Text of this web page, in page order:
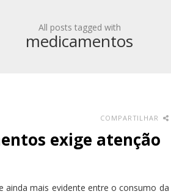
All posts tagged with
medicamentos
COMPARTILHAR
exige atenção
mais evidente entre o consumo da